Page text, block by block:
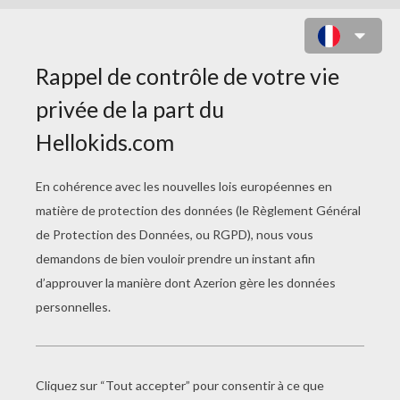
LE JEU DE L'AVALANCHE